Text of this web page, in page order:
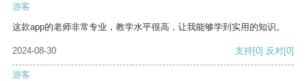
游客
这款app的老师非常专业，教学水平很高，让我能够学到实用的知识。
2024-08-30 支持[0] 反对[0]
游客